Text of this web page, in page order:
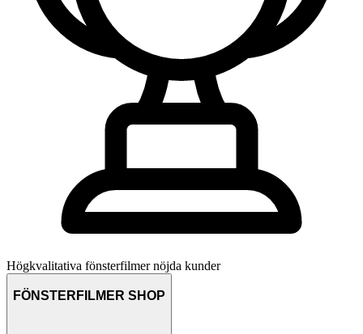
Högkvalitativa fönsterfilmer nöjda kunder
FÖNSTERFILMER SHOP